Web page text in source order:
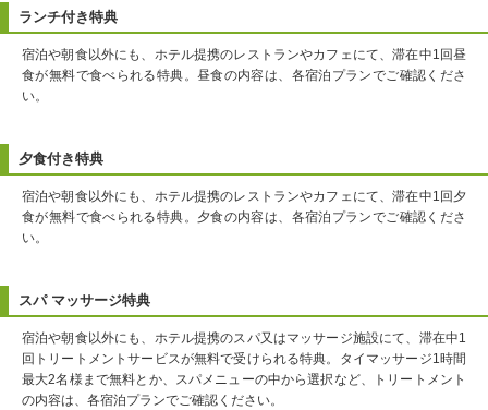
ランチ付き特典
宿泊や朝食以外にも、ホテル提携のレストランやカフェにて、滞在中1回昼
食が無料で食べられる特典。昼食の内容は、各宿泊プランでご確認くださ
い。
夕食付き特典
宿泊や朝食以外にも、ホテル提携のレストランやカフェにて、滞在中1回夕
食が無料で食べられる特典。夕食の内容は、各宿泊プランでご確認くださ
い。
スパ マッサージ特典
宿泊や朝食以外にも、ホテル提携のスパ又はマッサージ施設にて、滞在中1
回トリートメントサービスが無料で受けられる特典。タイマッサージ1時間
最大2名様まで無料とか、スパメニューの中から選択など、トリートメント
の内容は、各宿泊プランでご確認ください。